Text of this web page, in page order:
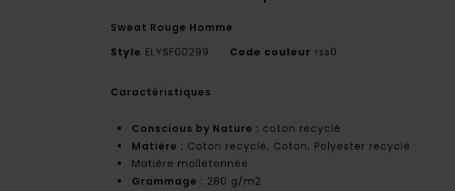
Sweat Rouge Homme
Style ELYSF00299 Code couleur rss0
Caractéristiques
Conscious by Nature : coton recyclé
Matière : Coton recyclé, Coton, Polyester recyclé
Matière molletonnée
Grammage : 280 g/m2